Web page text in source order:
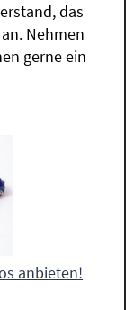
das
Nehmen
gerne ein
anbieten!